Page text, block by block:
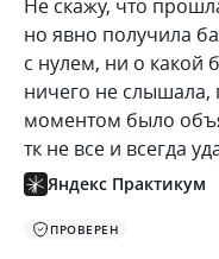
Не скажу, что
но явно получила
с нулем, ни о какой
ничего не
моментом было
тк не все и всегда
Яндекс Практикум
ПРОВЕРЕН